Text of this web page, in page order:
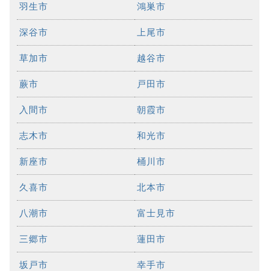
羽生市 鴻巣市
深谷市 上尾市
草加市 越谷市
蕨市 戸田市
入間市 朝霞市
志木市 和光市
新座市 桶川市
久喜市 北本市
八潮市 富士見市
三郷市 蓮田市
坂戸市 幸手市